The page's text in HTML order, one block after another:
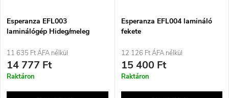
é
s
e
j
a
Esperanza EFL003
laminálógép Hideg/meleg
11 635 Ft ÁFA nélkül
14 777 Ft
Raktáron
Esperanza EFL004 lamináló
fekete
12 126 Ft ÁFA nélkül
15 400 Ft
Raktáron